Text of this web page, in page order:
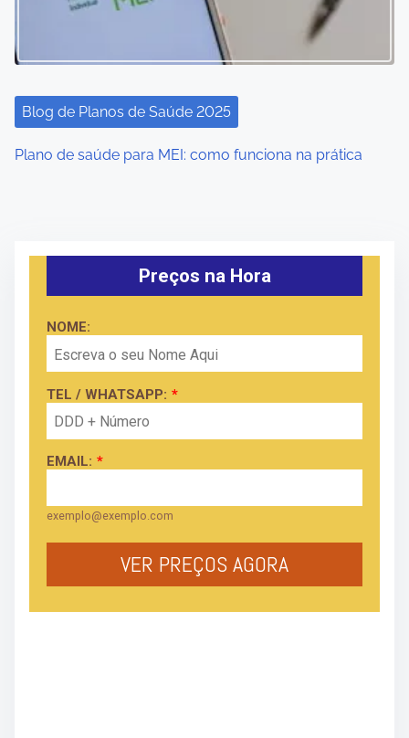
Blog de Planos de Saúde 2025
Plano de saúde para MEI: como funciona na prática